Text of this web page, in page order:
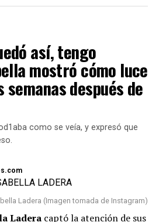
este espacio debe permanecer
para favorecer el descanso y
circule libremente.
no tener en la entrada
que obstaculice el camino.
puede generar una sensación de
de nuevas
práctica.
presentes, entre las que se
Marruecos,
Curazao, Perú, Suecia
la asistencia de 14 jefes de
son: J
Peña, de Paraguay; José
Luis Abinader, de
Nasry Asfura, de Honduras;
en representación del
de Perú y Guatemala.
así, tengo
mostró cómo luce
después de
como se veía, y expresó que
Ladera (Imagen tomada de Instagram)
Laderacaptó la atención de sus